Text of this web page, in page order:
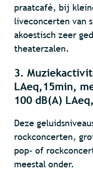
praatcafé, bij
liveconcerten van
akoestisch zeer
theaterzalen.
3.
LAeq,15min,
100 dB(A)
Deze
rockconcerten,
pop- of
meestal onder.